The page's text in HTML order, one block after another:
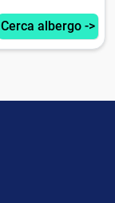
Cerca albergo ->